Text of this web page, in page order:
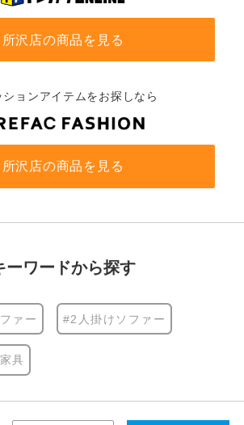
所沢店の商品を見る
ションアイテムをお探しなら
所沢店の商品を見る
ーワードから探す
ァー #2人掛けソファー
具